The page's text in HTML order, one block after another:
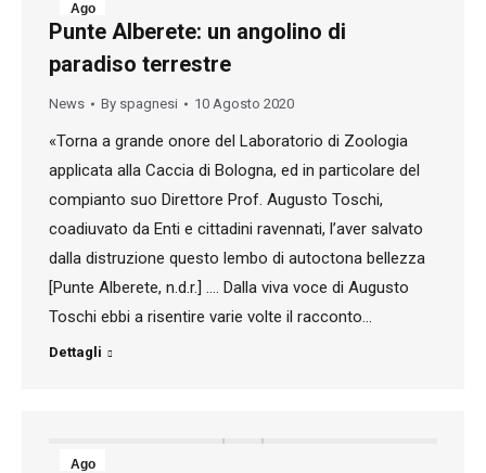
Ago
10
2020
Punte Alberete: un angolino di
paradiso terrestre
News By spagnesi 10 Agosto 2020
«Torna a grande onore del Laboratorio di Zoologia
applicata alla Caccia di Bologna, ed in particolare del
compianto suo Direttore Prof. Augusto Toschi,
coadiuvato da Enti e cittadini ravennati, l’aver salvato
dalla distruzione questo lembo di autoctona bellezza
[Punte Alberete, n.d.r.] …. Dalla viva voce di Augusto
Toschi ebbi a risentire varie volte il racconto…
Dettagli
Ago